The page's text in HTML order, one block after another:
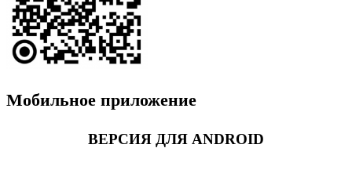
Мобильное приложение
ВЕРСИЯ ДЛЯ ANDROID